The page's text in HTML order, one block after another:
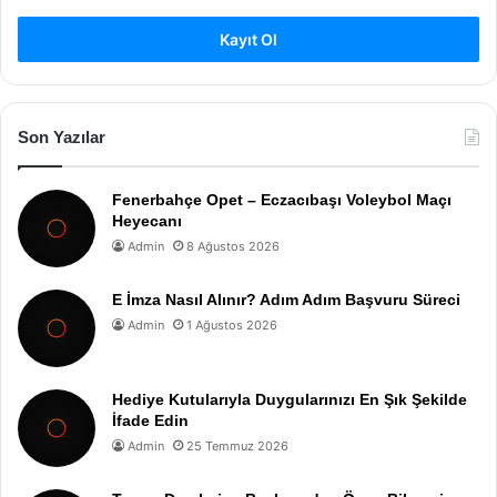
Kayıt Ol
Son Yazılar
Fenerbahçe Opet – Eczacıbaşı Voleybol Maçı
Heyecanı
Admin 8 Ağustos 2026
E İmza Nasıl Alınır? Adım Adım Başvuru Süreci
Admin 1 Ağustos 2026
Hediye Kutularıyla Duygularınızı En Şık Şekilde
İfade Edin
Admin 25 Temmuz 2026